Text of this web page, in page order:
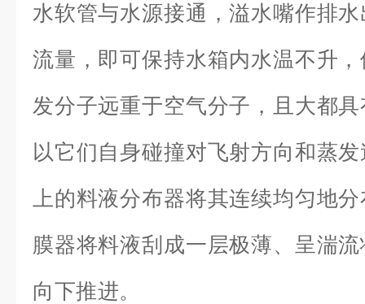
水软管与水源接通，溢水嘴作排
流量，即可保持水箱内水温不升
发分子远重于空气分子，且大都
以它们自身碰撞对飞射方向和蒸
上的料液分布器将其连续均匀地
膜器将料液刮成一层极薄、呈湍
向下推进。